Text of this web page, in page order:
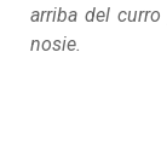
arriba del curro
nosie.